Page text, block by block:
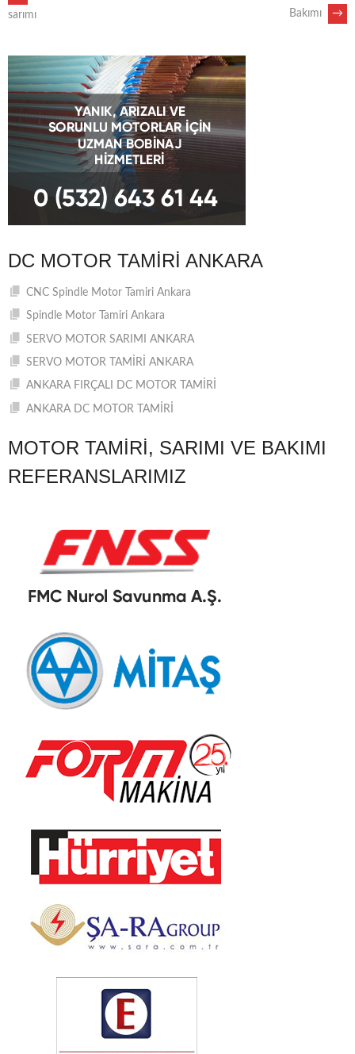
NAVIGATION
sarımı
Bakımı
→
DC MOTOR TAMIRI ANKARA
CNC Spindle Motor Tamiri Ankara
Spindle Motor Tamiri Ankara
SERVO MOTOR SARIMI ANKARA
SERVO MOTOR TAMİRİ ANKARA
ANKARA FIRÇALI DC MOTOR TAMİRİ
ANKARA DC MOTOR TAMİRİ
MOTOR TAMIRI, SARIMI VE BAKIMI
REFERANSLARIMIZ